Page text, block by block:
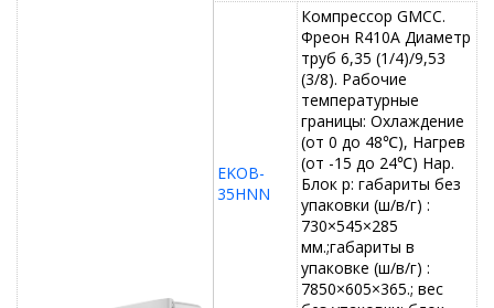
EKOB-
35HNN
Компрессор GMCC.
Фреон R410A Диаметр
труб 6,35 (1/4)/9,53
(3/8). Рабочие
температурные
границы: Охлаждение
(от 0 до 48℃), Нагрев
(от -15 до 24℃) Нар.
Блок р: габариты без
упаковки (ш/в/г) :
730×545×285
мм.;габариты в
упаковке (ш/в/г) :
7850×605×365.; вес